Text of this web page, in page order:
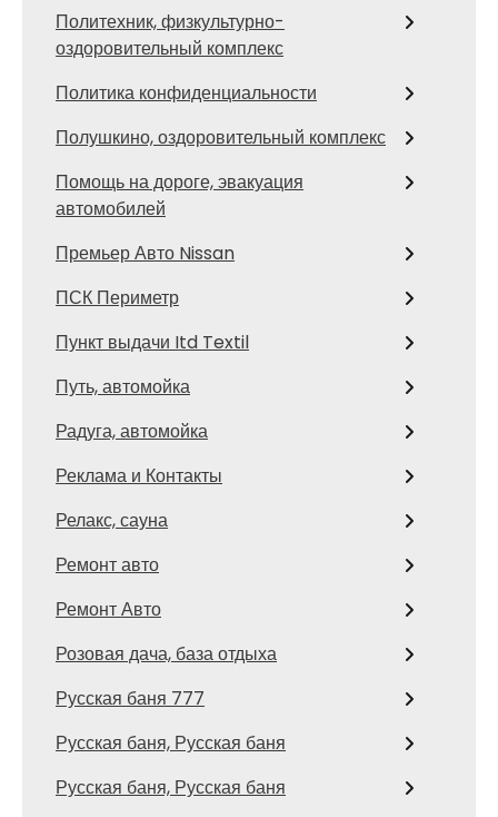
Политехник, физкультурно-
оздоровительный комплекс
Политика конфиденциальности
Полушкино, оздоровительный комплекс
Помощь на дороге, эвакуация
автомобилей
Премьер Авто Nissan
ПСК Периметр
Пункт выдачи Itd Textil
Путь, автомойка
Радуга, автомойка
Реклама и Контакты
Релакс, сауна
Ремонт авто
Ремонт Авто
Розовая дача, база отдыха
Русская баня 777
Русская баня, Русская баня
Русская баня, Русская баня